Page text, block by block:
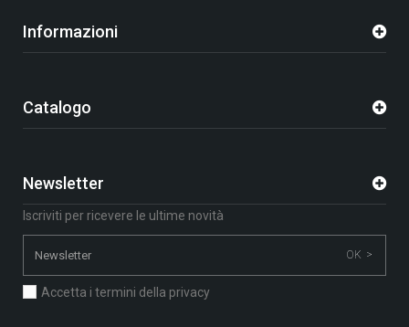
Informazioni
Catalogo
Newsletter
Iscriviti per ricevere le ultime novità
OK >
Accetta i termini della privacy